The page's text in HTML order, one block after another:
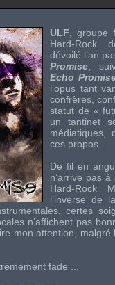
ULF ,
Hard-Rock
dévoilé l’an
Promise ,
Echo
l’opus tant
confrères,
statut de «
un tantinet
médiatiques,
ces propos ...
De fil en
n’arrive pas
Hard-Rock
l’inverse de
certes
n’affichent pas
mon attention,
fade ...